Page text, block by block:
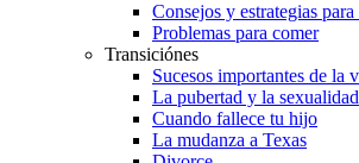
Consejos y estrategias
Problemas para comer
Transiciónes
Sucesos importantes de la
La pubertad y la sexualidad
Cuando fallece tu hijo
La mudanza a Texas